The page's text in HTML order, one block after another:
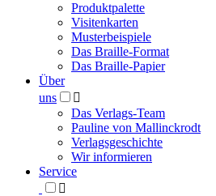
Produktpalette
Visitenkarten
Musterbeispiele
Das Braille-Format
Das Braille-Papier
Über
uns

Das Verlags-Team
Pauline von Mallinckrodt
Verlagsgeschichte
Wir informieren
Service
